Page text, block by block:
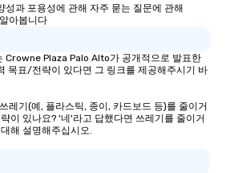
성과 포용성에 관해 자주 묻는 질문에 관해
아봅니다
Crowne Plaza Palo Alto가 공개적으로 발표한
목표/전략이 있다면 그 링크를 제공해주시기 바
레기(예, 플라스틱, 종이, 카드보드 등)를 줄이거
이 있나요? '네'라고 답했다면 쓰레기를 줄이거
해 설명해주십시오.